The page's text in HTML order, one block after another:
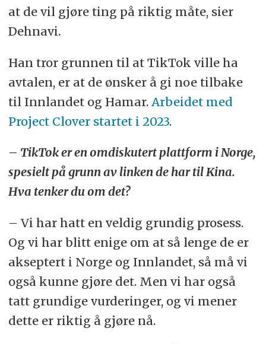
at de vil gjøre ting på riktig måte, sier
Dehnavi.
Han tror grunnen til at TikTok ville ha
avtalen, er at de ønsker å gi noe tilbake
til Innlandet og Hamar. Arbeidet med
Project Clover startet i 2023.
– TikTok er en omdiskutert plattform i Norge,
spesielt på grunn av linken de har til Kina.
Hva tenker du om det?
– Vi har hatt en veldig grundig prosess.
Og vi har blitt enige om at så lenge de er
akseptert i Norge og Innlandet, så må vi
også kunne gjøre det. Men vi har også
tatt grundige vurderinger, og vi mener
dette er riktig å gjøre nå.